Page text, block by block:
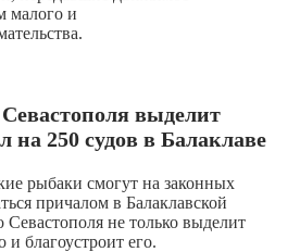
малого и
выделит
на 250 судов в Балаклаве
рыбаки смогут на законных
причалом в Балаклавской
Севастополя не только выделит
и благоустроит его.